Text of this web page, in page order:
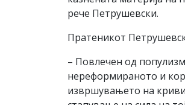
рече Петрушевски.
Пратеникот
– Повлечен од
нереформираното и
извршувањето на